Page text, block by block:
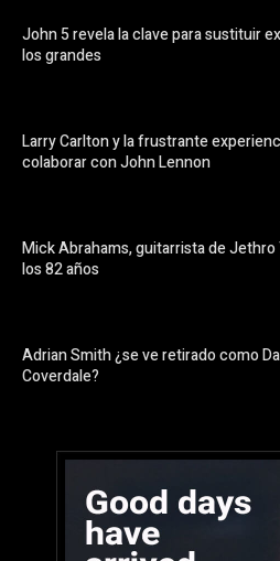
John 5 revela la clave para sustituir
los grandes
Larry Carlton y la frustrante
colaborar con John Lennon
Mick Abrahams, guitarrista de Jethro
los 82 años
Adrian Smith ¿se ve retirado como
Coverdale?